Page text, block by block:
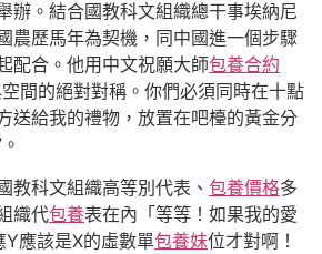
辦。結合國教科文組織總干事埃納尼
農歷馬年為契機，同中國進一個步驟
配合。他用中文祝願大師包養合約
間的絕對對稱。你們必須同時在十點
送給我的禮物，放置在吧檯的黃金分
教科文組織高等別代表、 包養價格多
織代包養表在內「等等！如果我的愛
Y應該是X的虛數單包養妹位才對啊！